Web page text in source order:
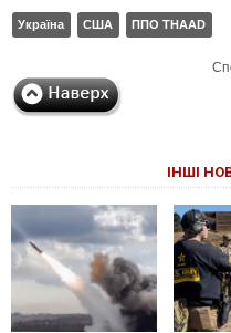
Україна США ППО THAAD
ІНШІ